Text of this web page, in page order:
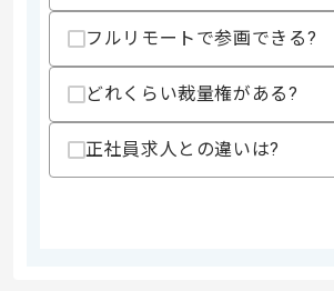
精算・お支払い
精算条件
精算基準時間
支払いサイト
フルリモートで参画できる?
どれくらい裁量権がある?
正社員求人との違いは?